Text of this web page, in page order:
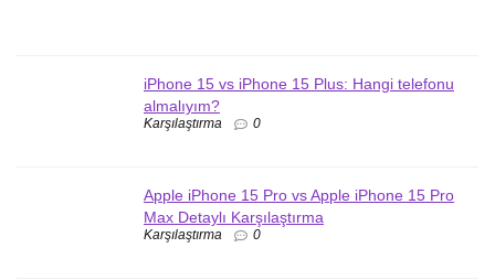
iPhone 15 vs iPhone 15 Plus: Hangi telefonu
almalıyım?
Karşılaştırma 0
Apple iPhone 15 Pro vs Apple iPhone 15 Pro
Max Detaylı Karşılaştırma
Karşılaştırma 0